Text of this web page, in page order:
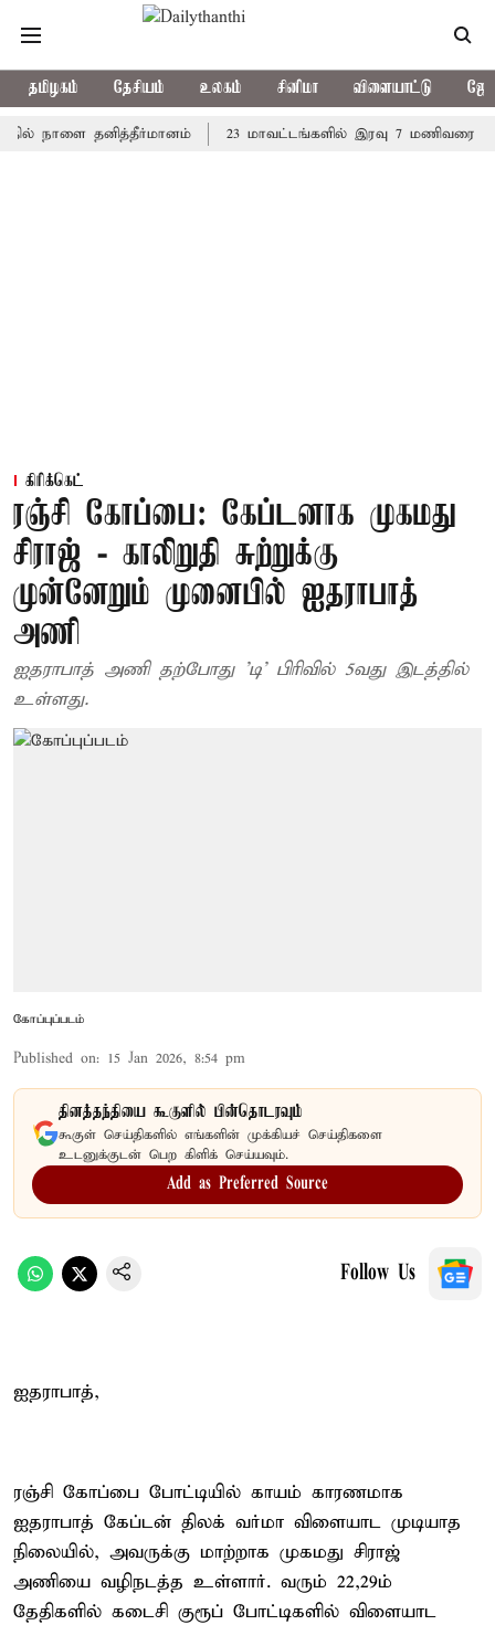
தமிழகம் தேசியம் உலகம் சினிமா விளையாட்டு
தனித்தீர்மானம் 23 மாவட்டங்களில் இரவு 7 மணிவரை மழை
கிரிக்கெட்
ரஞ்சி கோப்பை: கேப்டனாக முகமது
சிராஜ் - காலிறுதி சுற்றுக்கு
முன்னேறும் முனைபில் ஐதராபாத்
அணி
ஐதராபாத் அணி தற்போது 'டி' பிரிவில் 5வது இடத்தில்
உள்ளது.
கோப்புப்படம்
Published on: 15 Jan 2026, 8:54 pm
தினத்தந்தியை கூகுளில் பின்தொடரவும்
கூகுள் செய்திகளில் எங்களின் முக்கியச் செய்திகளை
உடனுக்குடன் பெற கிளிக் செய்யவும்.
Add as Preferred Source
Follow Us
ஐதராபாத்,
ரஞ்சி கோப்பை போட்டியில் காயம் காரணமாக
ஐதராபாத் கேப்டன் திலக் வர்மா விளையாட முடியாத
நிலையில், அவருக்கு மாற்றாக முகமது சிராஜ்
அணியை வழிநடத்த உள்ளார். வரும் 22,29ம்
தேதிகளில் கடைசி குரூப் போட்டிகளில் விளையாட